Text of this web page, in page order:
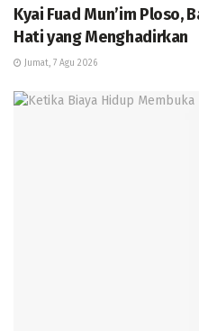
Kyai Fuad Mun’im Ploso,
Hati yang Menghadirkan
Jumat, 7 Agu 2026